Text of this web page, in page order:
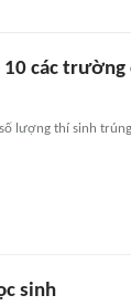
các
lượng thí sinh
sinh